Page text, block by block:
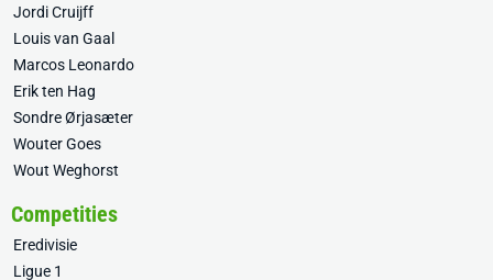
Jordi Cruijff
Louis van Gaal
Marcos Leonardo
Erik ten Hag
Sondre Ørjasæter
Wouter Goes
Wout Weghorst
Competities
Eredivisie
Ligue 1